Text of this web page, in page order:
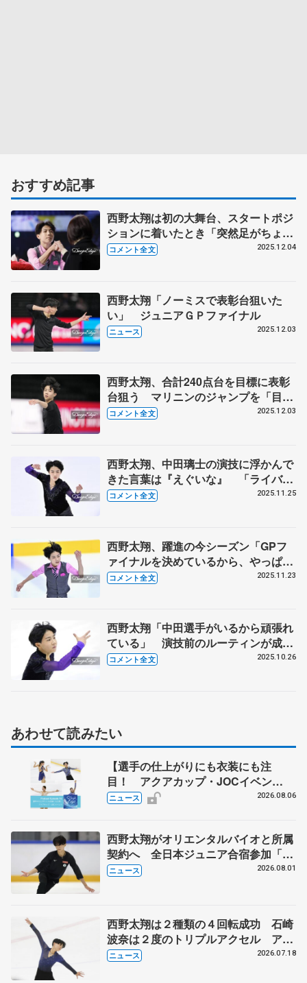
おすすめ記事
西野太翔は初の大舞台、スタートポジ
ションに着いたとき「突然足がちょっ
と震えてきて、それで…」【ジュニア
コメント全文 2025.12.04
西野太翔「ノーミスで表彰台狙いた
い」 ジュニアＧＰファイナル
ニュース 2025.12.03
西野太翔、合計240点台を目標に表彰
台狙う マリニンのジャンプを「目に
焼き付けたい」 【ジュニアGPファ
コメント全文 2025.12.03
西野太翔、中田璃士の演技に浮かんで
きた言葉は『えぐいな』 「ライバル
でもあるし、最高の友達」 【全日本
コメント全文 2025.11.25
西野太翔、躍進の今シーズン「GPフ
ァイナルを決めているから、やっぱ、
恥ずかしいことはできない」【全日本
コメント全文 2025.11.23
西野太翔「中田選手がいるから頑張れ
ている」 演技前のルーティンが成功
につながっている 【東日本選手権・
コメント全文 2025.10.26
あわせて読みたい
【選手の仕上がりにも衣装にも注
目！ アクアカップ・JOCイベン
ト】 ポッドキャスト#76を配信
ニュース 2026.08.06
西野太翔がオリエンタルバイオと所属
契約へ 全日本ジュニア合宿参加「結
果残していかないと」 講師はジェー
ニュース 2026.08.01
西野太翔は２種類の４回転成功 石崎
波奈は２度のトリプルアクセル アク
アカップ、ジュニア男女フリー
ニュース 2026.07.18